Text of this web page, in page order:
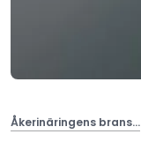
Åkerinäringens brans...